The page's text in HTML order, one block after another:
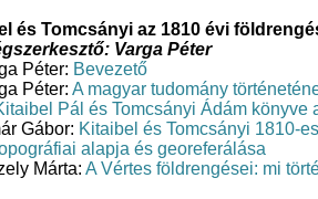
és Tomcsányi az 1810 évi
Varga Péter
Péter: Bevezető
Péter: A magyar tudomány
Pál és Tomcsányi Ádám könyve
Gábor: Kitaibel és Tomcsányi 1810-
alapja és georeferálása
Márta: A Vértes földrengései: mi